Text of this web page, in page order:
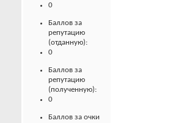
0
Баллов за
репутацию
(отданную):
0
Баллов за
репутацию
(полученную):
0
Баллов за очки